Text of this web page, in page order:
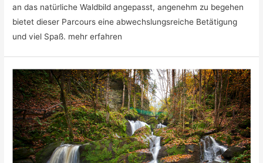
an das natürliche Waldbild angepasst, angenehm zu begehen
bietet dieser Parcours eine abwechslungsreiche Betätigung
und viel Spaß. mehr erfahren